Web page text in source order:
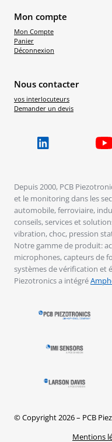
Mon compte
Mon Compte
Panier
Déconnexion
Nous contacter
vos interlocuteurs
Demander un devis
Depuis 2000, PCB
et le monitoring dans les
automobile, ferroviaire,
conseils, services et
vibration, choc, pression
Notre gamme de produit:
microphones, capteurs de
systèmes de vérification et
Piezotronics a intégré
© Copyright 2026 – PCB
Mentions